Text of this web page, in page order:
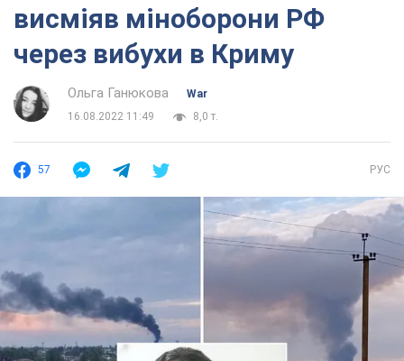
висміяв міноборони РФ
через вибухи в Криму
Ольга Ганюкова
War
16.08.2022 11:49
8,0 т.
57 РУС